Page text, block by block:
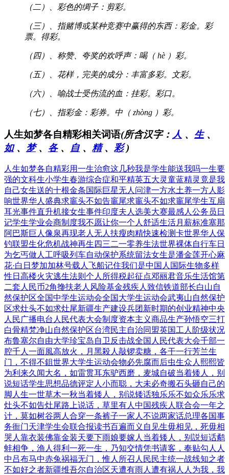
（二）、彩色的绸子：剪彩。
（三）、指赌博或某种竞赛中赢得的东西：彩金。彩
票。得彩。
（四）、称赞、夸奖的欢呼声：喝（ hè ）彩。
（五）、花样，完美的成分：丰富多彩。文彩。
（六）、喻战士受伤流的血：挂彩。彩口。
（七）、指彩金：彩券。中（ zhòng ）彩。
人生如梦各自精彩相关词语(所含汉字： 人 、 生、
如、 梦、 各、 自、 精、 彩)
人生如梦各自精彩用一生治愈这几秒我是学生能送我吗一生要
强的文科生小学生春游综合症和平精英五大灵童蓝精灵竟是我
自己女生送的十根金条国际巨星无人问津一方水土养一方人 影
响世界华人盛典求竈头不如告竈尾求竈头不如求竈尾学生互扇
耳光事件直升机接女生事件印度夫人选美大赛最感人公务员日
记学生学业会商制度我不愿让你一个人 舒适生活月薪标准塞那
阿巴斯巨人像泉再现老人无人扶瘦肉精快速检测卡世界华人保
钓联盟生化危机战神再生 四三二一零养生法世界裸体自行车日
为乞丐做人工呼吸列车自动保护系统留法女生是潘金莲开心麻
花·白日梦加加林号载人飞船记住我们是中国人 国际生物多样
性日 高楼火灾逃生法则 个人所得税起征点邓丽君音乐生活馆第
二套人民币2角搀扶老人风险基金残疾人致信铁道部长白山自
然保护区全国中学生运动会全国大学生运动会武夷山自然保护
区求灶头不如求灶尾新疆生产建设兵团 新时期的创业精神中央
人民广播电台 人民代表大会制度资本主义商品生产孙悟空三打
白骨精梵净山自然保护区台湾民主自治同盟英国工人阶级状况
布鲁塞尔自由大学珍宝岛自卫反击战全国人民代表大会千部一
腔千人一面風高放火，月黑殺人 敲锣卖糖，各干一行芳兰生
门，不得不鉏世界大学生运动会物必先腐而后虫生众人熙熙皆
为利来久闻大名，如雷贯耳东驴西磨，麦城自破当着矮人，别
说短话学生思想品德评定 人小而聪，大未必奇搬石头砸自己的
脚 人生一世草木一秋当着矮人，别说矮话独乐乐不如众乐乐求
灶头不如告灶尾路上说话，草里有人 中国残疾人联合会一年之
计，莫如树谷两人合穿一条裤子一家人不说两家话总理各国事
务衙门天津学生会联合报读书百遍而义自见生毋相见，死毋相
哭人靠衣装佛靠金装天要下雨娘要嫁人 当着矮人，别説短话鹬
蚌相争，渔人得利 一死一生，乃知交情凭书请客，奉贴勾人 人
中吕布马中赤兔祸福无门，惟人所召 人民民主统一战线知之者
不如好之者新疆维吾尔自治区天遭有雨人遭有祸 人人为我，我